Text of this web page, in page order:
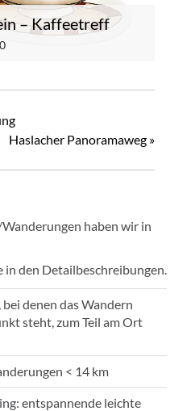
– Kaffeetreff
Haslacher Panoramaweg »
haben wir in
den Detailbeschreibungen.
denen das Wandern
steht, zum Teil am Ort
< 14 km
entspannende leichte